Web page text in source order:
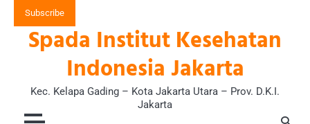
content
Subscribe
Spada Institut Kesehatan
Indonesia Jakarta
Kec. Kelapa Gading – Kota Jakarta Utara – Prov. D.K.I.
Jakarta